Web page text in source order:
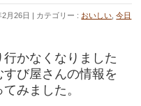
月26日 カテゴリー : おいしい ,今日
かなくなりました
び屋さんの情報を
みました。